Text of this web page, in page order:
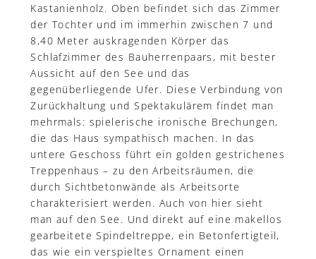
Kastanienholz. Oben befindet sich das Zimmer
der Tochter und im immerhin zwischen 7 und
8,40 Meter auskragenden Körper das
Schlafzimmer des Bauherrenpaars, mit bester
Aussicht auf den See und das
gegenüberliegende Ufer. Diese Verbindung von
Zurückhaltung und Spektakulärem findet man
mehrmals: spielerische ironische Brechungen,
die das Haus sympathisch machen. In das
untere Geschoss führt ein golden gestrichenes
Treppenhaus – zu den Arbeitsräumen, die
durch Sichtbetonwände als Arbeitsorte
charakterisiert werden. Auch von hier sieht
man auf den See. Und direkt auf eine makellos
gearbeitete Spindeltreppe, ein Betonfertigteil,
das wie ein verspieltes Ornament einen